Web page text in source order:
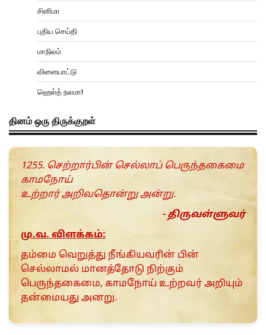
சினிமா
புதிய செய்தி
மாநிலம்
விளையாட்டு
ஹெல்த் நலமா!
தினம் ஒரு திருக்குறள்
1255. செற்றார்பின் செல்லாப் பெருந்தகைமை
காமநோய்
உற்றார் அறிவதொன்று அன்று.
- திருவள்ளுவர்
மு.வ. விளக்கம்:
தம்மை வெறுத்து நீங்கியவரின் பின்
செல்லாமல் மானத்தோடு நிற்கும்
பெருந்தகைமை, காமநோய் உற்றவர் அறியும்
தன்மையது அனறு.